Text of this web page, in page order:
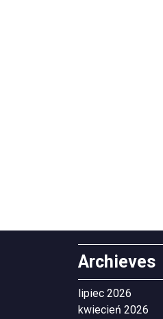
Archieves
lipiec 2026
kwiecień 2026